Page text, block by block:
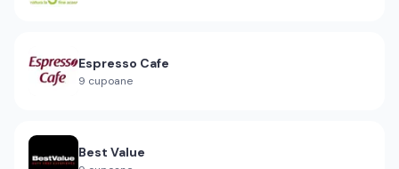
Espresso Cafe
9 cupoane
Best Value